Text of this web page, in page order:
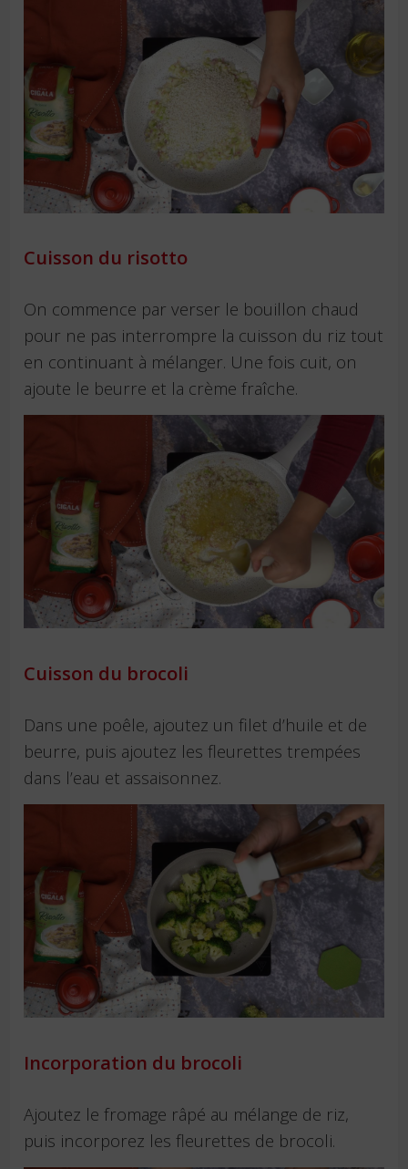
Cuisson du risotto
On commence par verser le bouillon chaud
pour ne pas interrompre la cuisson du riz tout
en continuant à mélanger. Une fois cuit, on
ajoute le beurre et la crème fraîche.
Cuisson du brocoli
Dans une poêle, ajoutez un filet d’huile et de
beurre, puis ajoutez les fleurettes trempées
dans l’eau et assaisonnez.
Incorporation du brocoli
Ajoutez le fromage râpé au mélange de riz,
puis incorporez les fleurettes de brocoli.